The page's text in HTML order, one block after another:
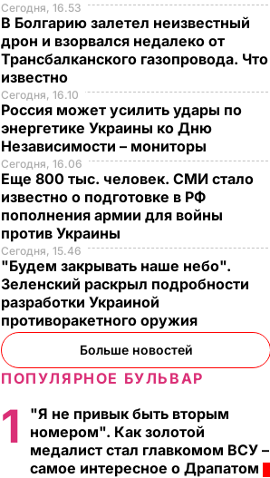
Сегодня, 16.53
В Болгарию залетел неизвестный
дрон и взорвался недалеко от
Трансбалканского газопровода. Что
известно
Сегодня, 16.10
Россия может усилить удары по
энергетике Украины ко Дню
Независимости – мониторы
Сегодня, 16.06
Еще 800 тыс. человек. СМИ стало
известно о подготовке в РФ
пополнения армии для войны
против Украины
Сегодня, 15.46
"Будем закрывать наше небо".
Зеленский раскрыл подробности
разработки Украиной
противоракетного оружия
Больше новостей
ПОПУЛЯРНОЕ БУЛЬВАР
1
"Я не привык быть вторым
номером". Как золотой
медалист стал главкомом ВСУ –
самое интересное о Драпатом